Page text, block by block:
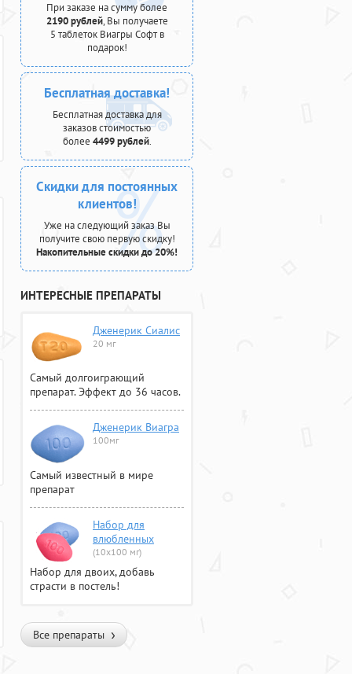
При заказе на сумму более
2190 рублей, Вы получаете
5 таблеток Виагры Софт в
подарок!
Бесплатная доставка!
Бесплатная доставка для
заказов стоимостью
более 4499 рублей.
Скидки для постоянных
клиентов!
Уже на следующий заказ Вы
получите свою первую скидку!
Накопительные скидки до 20%!
ИНТЕРЕСНЫЕ ПРЕПАРАТЫ
Дженерик Сиалис
20 мг
Самый долгоиграющий
препарат. Эффект до 36 часов.
Дженерик Виагра
100мг
Самый известный в мире
препарат
Набор для
влюбленных
(10х100 мг)
Набор для двоих, добавь
страсти в постель!
Все препараты